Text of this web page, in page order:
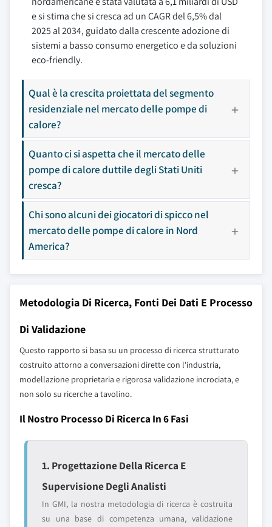
e si stima che si cresca ad un CAGR del 6,5% dal
2025 al 2034, guidato dalla crescente adozione di
sistemi a basso consumo energetico e da soluzioni
eco-friendly.
Qual è la crescita proiettata del segmento
residenziale nel mercato delle pompe di
calore?
Quanto ci si aspetta che il mercato delle
pompe di calore duttile degli Stati Uniti
cresca?
Chi sono alcuni dei giocatori di spicco nel
mercato delle pompe di calore in Nord
America?
Metodologia Di Ricerca, Fonti Dei Dati E Processo
Di Validazione
Questo rapporto si basa su un processo di ricerca strutturato
costruito attorno a conversazioni dirette con l'industria,
modellazione proprietaria e rigorosa validazione incrociata, e
non solo su ricerche a tavolino.
Il Nostro Processo Di Ricerca In 6 Fasi
1. Progettazione Della Ricerca E
Supervisione Degli Analisti
In GMI, la nostra metodologia di ricerca è costruita
su una base di competenza umana, validazione